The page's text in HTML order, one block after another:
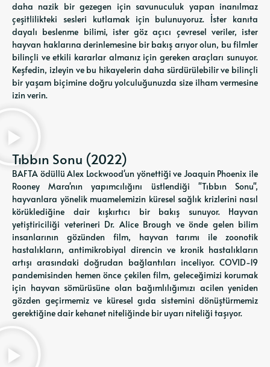
daha nazik bir gezegen için savunuculuk yapan inanılmaz
çeşitlilikteki sesleri kutlamak için bulunuyoruz. İster kanıta
dayalı beslenme bilimi, ister göz açıcı çevresel veriler, ister
hayvan haklarına derinlemesine bir bakış arıyor olun, bu filmler
bilinçli ve etkili kararlar almanız için gereken araçları sunuyor.
Keşfedin, izleyin ve bu hikayelerin daha sürdürülebilir ve bilinçli
bir yaşam biçimine doğru yolculuğunuzda size ilham vermesine
izin verin.
Tıbbın Sonu (2022)
BAFTA ödüllü Alex Lockwood'un yönettiği ve Joaquin Phoenix ile
Rooney Mara'nın yapımcılığını üstlendiği "Tıbbın Sonu",
hayvanlara yönelik muamelemizin küresel sağlık krizlerini nasıl
körüklediğine dair kışkırtıcı bir bakış sunuyor. Hayvan
yetiştiriciliği veterineri Dr. Alice Brough ve önde gelen bilim
insanlarının gözünden film, hayvan tarımı ile zoonotik
hastalıkların, antimikrobiyal direncin ve kronik hastalıkların
artışı arasındaki doğrudan bağlantıları inceliyor. COVID-19
pandemisinden hemen önce çekilen film, geleceğimizi korumak
için hayvan sömürüsüne olan bağımlılığımızı acilen yeniden
gözden geçirmemiz ve küresel gıda sistemini dönüştürmemiz
gerektiğine dair kehanet niteliğinde bir uyarı niteliği taşıyor.